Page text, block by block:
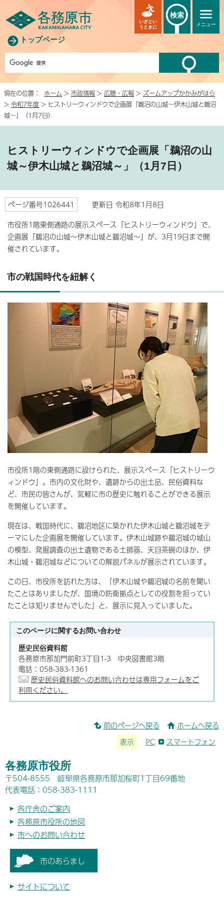
トップページ
メニュー
いざとい
うときに
検索
現在の位置： ホーム > 市政情報 > 広聴・広報 > ズームアップかかみがはら
> 令和7年度 > ヒストリーウィンドウで企画展「鵜沼の山城～伊木山城と鵜沼
城～」（1月7日）
ヒストリーウィンドウで企画展「鵜沼の山
城～伊木山城と鵜沼城～」（1月7日）
ページ番号1026441
更新日 令和8年1月8日
市役所1階東側通路の展示スペース「ヒストリーウィンドウ」で、
企画展「鵜沼の山城～伊木山城と鵜沼城～」が、3月19日まで開
催されています。
市の戦国時代を紐解く
市役所1階の東側通路に設けられた、展示スペース「ヒストリーウ
ィンドウ」。市内の文化財や、遺跡からの出土品、民俗資料な
ど、市民の皆さんが、気軽に市の歴史に触れることができる展示
を開催しています。
現在は、戦国時代に、鵜沼地区に築かれた伊木山城と鵜沼城をテ
ーマにした企画展を開催しています。伊木山城跡や鵜沼城の城山
の模型、発掘調査の出土遺物である土師器、天目茶碗のほか、伊
木山城・鵜沼城などについての解説パネルが展示されています。
この日、市役所を訪れた方は、「伊木山城や鵜沼城の名前を聞い
たことはありましたが、国境の防衛拠点としての役割を担ってい
たことは知りませんでした」と、展示に見入っていました。
このページに関するお問い合わせ
歴史民俗資料館
各務原市那加門前町3丁目1-3 中央図書館3階
電話：058-383-1361
歴史民俗資料館へのお問い合わせは専用フォームをご
利用ください。
前のページへ戻る ホームへ戻る
表示 PC スマートフォン
各務原市役所
〒504-8555 岐阜県各務原市那加桜町1丁目69番地
代表電話：058-383-1111
各庁舎のご案内
各務原市役所の地図
市へのお問い合わせ
市のあらまし
サイトについて